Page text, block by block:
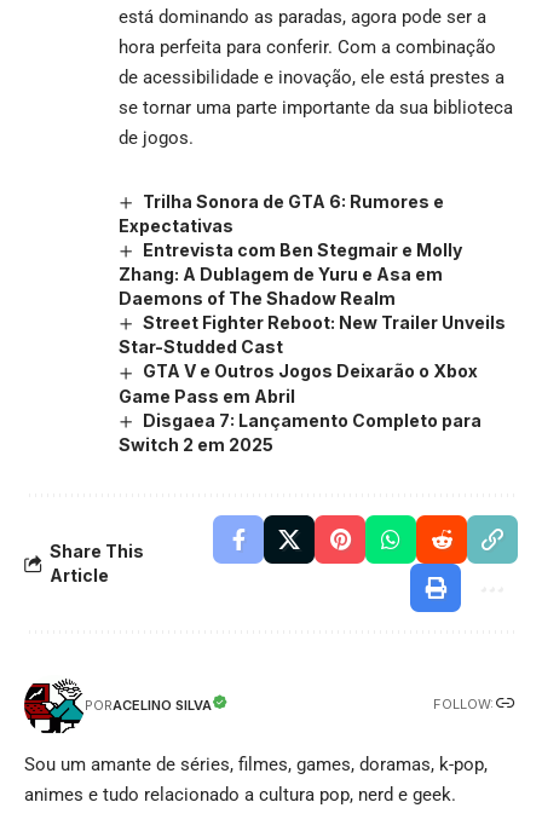
está dominando as paradas, agora pode ser a
hora perfeita para conferir. Com a combinação
de acessibilidade e inovação, ele está prestes a
se tornar uma parte importante da sua biblioteca
de jogos.
Trilha Sonora de GTA 6: Rumores e
Expectativas
Entrevista com Ben Stegmair e Molly
Zhang: A Dublagem de Yuru e Asa em
Daemons of The Shadow Realm
Street Fighter Reboot: New Trailer Unveils
Star-Studded Cast
GTA V e Outros Jogos Deixarão o Xbox
Game Pass em Abril
Disgaea 7: Lançamento Completo para
Switch 2 em 2025
Share This
Article
PORACELINO SILVA FOLLOW:
Sou um amante de séries, filmes, games, doramas, k-pop,
animes e tudo relacionado a cultura pop, nerd e geek.